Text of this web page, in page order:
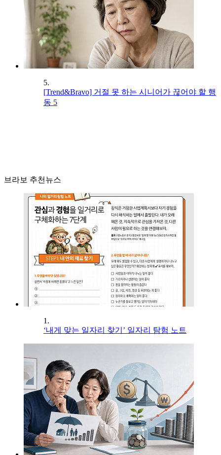
5.
[Trend&Bravo] 거절 못 하는 시니어가 끊어야 할 행
동 5
브라보 추천뉴스
1.
‘내게 맞는 일자리 찾기’ 일자리 탐험 노트